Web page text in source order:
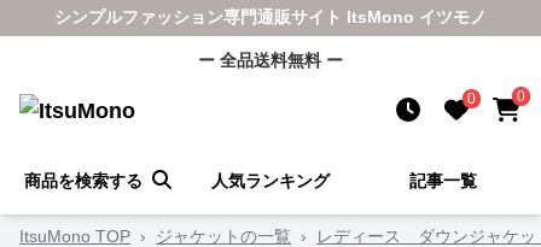
シンプルファッション専門通販サイト ItsMono イツモノ
ー 全品送料無料 ー
0 0
商品を検索する 人気ランキング 記事一覧
ItsuMono TOP › ジャケットの一覧 › レディース ダウンジャケッ